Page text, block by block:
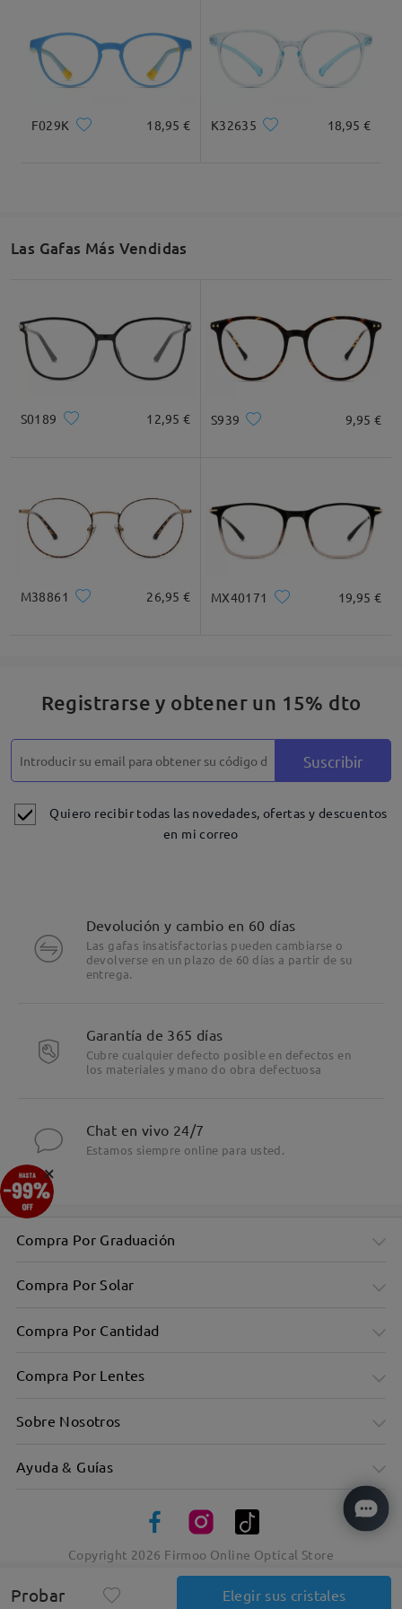
F029K 18,95 € K32635 18,95 €
Las Gafas Más Vendidas
S0189 12,95 € S939 9,95 €
M38861 26,95 € MX40171 19,95 €
Registrarse y obtener un 15% dto
Suscribir
Quiero recibir todas las novedades, ofertas y descuentos
en mi correo
Probar Elegir sus cristales
Devolución y cambio en 60 días
Las gafas insatisfactorias pueden cambiarse o
devolverse en un plazo de 60 días a partir de su
entrega.
Garantía de 365 días
Cubre cualquier defecto posible en defectos en
los materiales y mano do obra defectuosa
Chat en vivo 24/7
Estamos siempre online para usted.
Compra Por Graduación
Compra Por Solar
Compra Por Cantidad
Compra Por Lentes
Sobre Nosotros
Ayuda & Guías
Copyright 2026 Firmoo Online Optical Store
×